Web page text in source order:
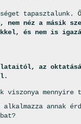
tapasztalunk.
néz a másik
és nem is
az
mennyire
annak